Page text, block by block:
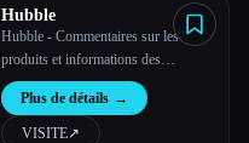
Hubble
Hubble - Commentaires sur les
produits et informations des
utilisateurs
Plus de détails →
VISITE↗︎